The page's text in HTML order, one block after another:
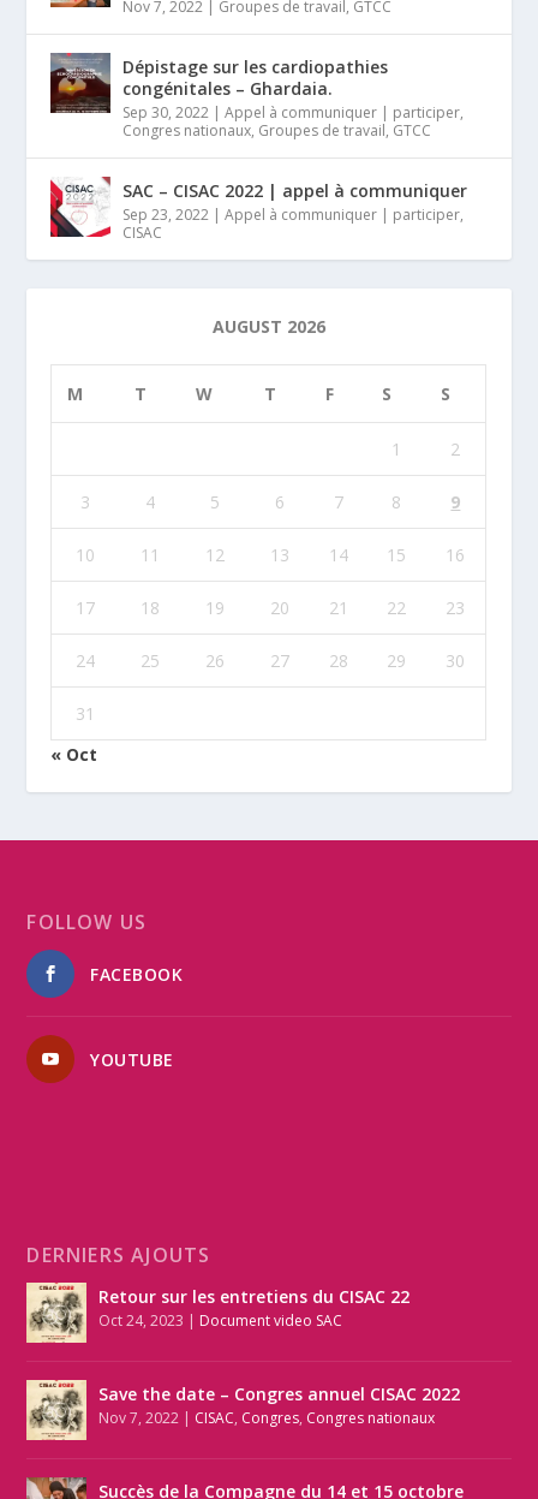
Nov 7, 2022 | Groupes de travail, GTCC
Dépistage sur les cardiopathies
congénitales – Ghardaia.
Sep 30, 2022 |Appel à communiquer | participer,
Congres nationaux, Groupes de travail, GTCC
SAC – CISAC 2022 | appel à communiquer
Sep 23, 2022 |Appel à communiquer | participer,
CISAC
AUGUST 2026
M T W T F S S
1 2
3 4 5 6 7 8 9
10 11 12 13 14 15 16
17 18 19 20 21 22 23
24 25 26 27 28 29 30
31
« Oct
FOLLOW US
FACEBOOK
YOUTUBE
DERNIERS AJOUTS
Retour sur les entretiens du CISAC 22
Oct 24, 2023 | Document video SAC
Save the date – Congres annuel CISAC 2022
Nov 7, 2022 | CISAC, Congres, Congres nationaux
Succès de la Compagne du 14 et 15 octobre